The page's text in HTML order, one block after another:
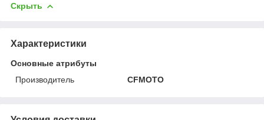
Скрыть
Характеристики
Основные атрибуты
Производитель
CFMOTO